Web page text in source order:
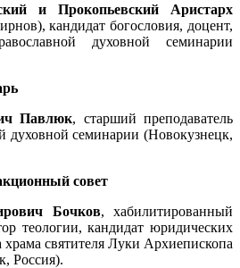
и Прокопьевский Аристарх
кандидат богословия, доцент,
духовной семинарии
Павлюк, старший преподаватель
духовной семинарии (Новокузнецк,
совет
Бочков, хабилитированный
теологии, кандидат юридических
храма святителя Луки Архиепископа
Россия).